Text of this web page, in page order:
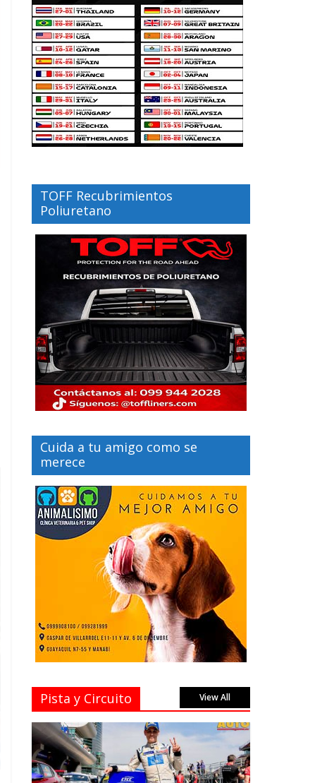
TOFF Recubrimientos
Poliuretano
Cuida a tu amigo como se
merece
Pista y Circuito View All